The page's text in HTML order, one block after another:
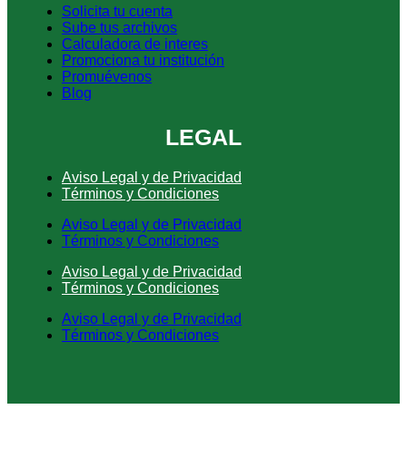
Solicita tu cuenta
Sube tus archivos
Calculadora de interes
Promociona tu institución
Promuévenos
Blog
LEGAL
Aviso Legal y de Privacidad
Términos y Condiciones
Aviso Legal y de Privacidad
Términos y Condiciones
Aviso Legal y de Privacidad
Términos y Condiciones
Aviso Legal y de Privacidad
Términos y Condiciones